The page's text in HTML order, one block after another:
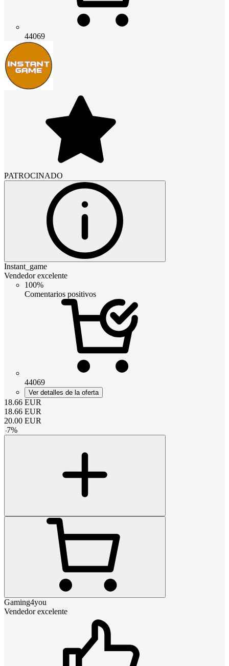
44069
PATROCINADO
Instant_game
Vendedor excelente
100%
Comentarios positivos
44069
Ver detalles de la oferta
18.66 EUR
18.66 EUR
20.00 EUR
-7%
Gaming4you
Vendedor excelente